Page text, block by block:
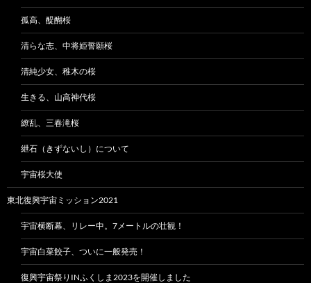
孤高、醍醐桜
清らな志、中将姫誓願桜
清純少女、稚木の桜
生きる、山高神代桜
繚乱、三春滝桜
紲石（きずないし）について
宇宙桜大使
東北復興宇宙ミッション2021
宇宙横断幕、リレー中。7メートルの壮観！
宇宙白菜餃子、ついに一般発売！
復興宇宙祭りINふくしま2023を開催しました